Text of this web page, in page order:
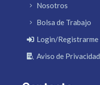
Nosotros
Bolsa de Trabajo
Login/Registrarme
Aviso de Privacidad